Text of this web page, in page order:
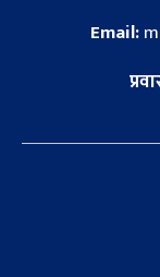
Email: